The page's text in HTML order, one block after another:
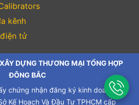
kênh
tử
DỰNG THƯƠNG MẠI TỔNG HỢP
ĐÔNG BẮC
chứng nhận đăng ký kinh doanh cấp
Kế Hoạch Và Đầu Tư TPHCM cấp